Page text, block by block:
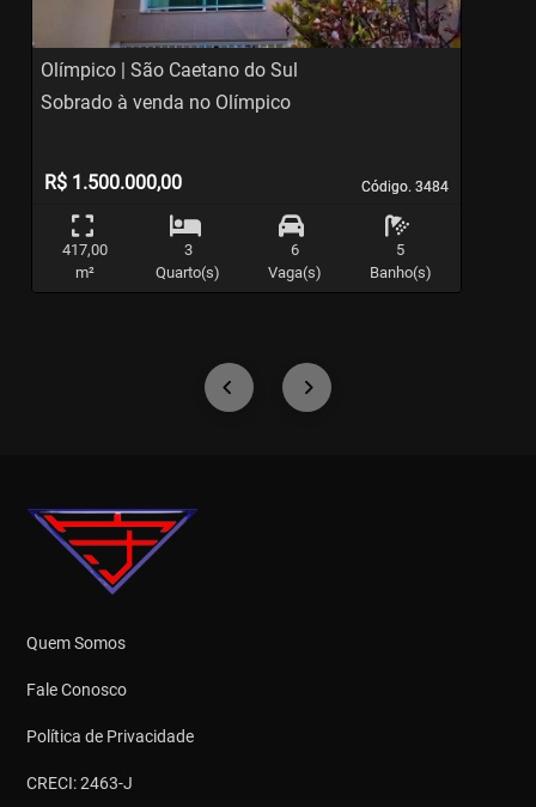
Olímpico | São Caetano do Sul
Código. 3484
Código. 3484
Sobrado à venda no Olímpico
R$ 1.500.000,00
417,00
m²
3
Quarto(s)
6
Vaga(s)
5
Banho(s)
Quem Somos
Fale Conosco
Política de Privacidade
CRECI: 2463-J